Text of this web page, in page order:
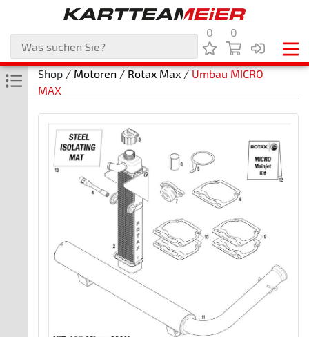
0 0
Shop /Motoren/Rotax Max/Umbau MICRO
MAX